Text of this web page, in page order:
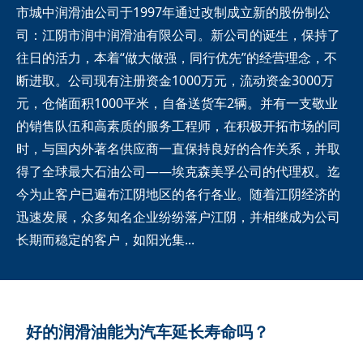
市城中润滑油公司于1997年通过改制成立新的股份制公
司：江阴市润中润滑油有限公司。新公司的诞生，保持了
往日的活力，本着“做大做强，同行优先”的经营理念，不
断进取。公司现有注册资金1000万元，流动资金3000万
元，仓储面积1000平米，自备送货车2辆。并有一支敬业
的销售队伍和高素质的服务工程师，在积极开拓市场的同
时，与国内外著名供应商一直保持良好的合作关系，并取
得了全球最大石油公司――埃克森美孚公司的代理权。迄
今为止客户已遍布江阴地区的各行各业。随着江阴经济的
迅速发展，众多知名企业纷纷落户江阴，并相继成为公司
长期而稳定的客户，如阳光集...
好的润滑油能为汽车延长寿命吗？